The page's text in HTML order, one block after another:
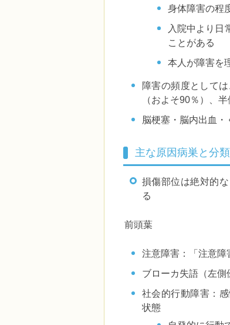
身体障害の程
入院中より日
ことがある
本人が障害を
障害の頻度として
（およそ90％）、
脳梗塞・脳内出血
主な原因病巣と分類
損傷部位は絶対的
る
前頭葉
注意障害：「注意障
ブローカ失語（左側
社会的行動障害：
状態